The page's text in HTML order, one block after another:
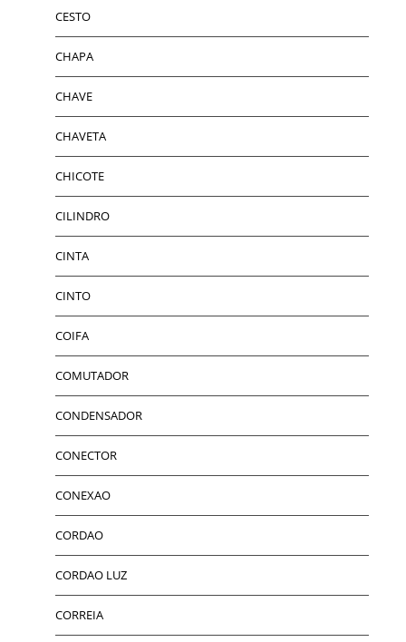
CESTO
CHAPA
CHAVE
CHAVETA
CHICOTE
CILINDRO
CINTA
CINTO
COIFA
COMUTADOR
CONDENSADOR
CONECTOR
CONEXAO
CORDAO
CORDAO LUZ
CORREIA